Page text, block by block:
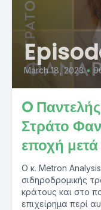
March 18, 2023 •
O
Στράτο
εποχή
Ο κ. Metron
σιδηροδρομικής
κράτους και στο
επιχείρημα περί